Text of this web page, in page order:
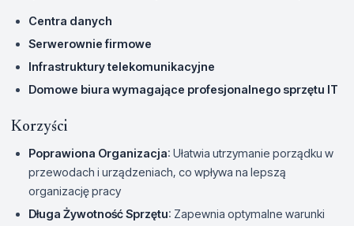
Centra danych
Serwerownie firmowe
Infrastruktury telekomunikacyjne
Domowe biura wymagające profesjonalnego sprzętu IT
Korzyści
Poprawiona Organizacja: Ułatwia utrzymanie porządku w
przewodach i urządzeniach, co wpływa na lepszą
organizację pracy
Długa Żywotność Sprzętu: Zapewnia optymalne warunki